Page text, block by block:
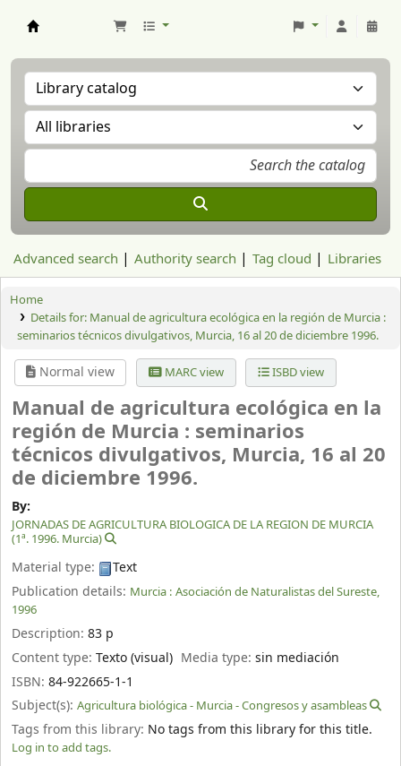
Advanced search Authority search Tag cloud Libraries
Home
Details for: Manual de agricultura ecológica en la región de Murcia :
seminarios técnicos divulgativos, Murcia, 16 al 20 de diciembre 1996.
Normal view MARC view ISBD view
Manual de agricultura ecológica en la
región de Murcia : seminarios
técnicos divulgativos, Murcia, 16 al 20
de diciembre 1996.
By:
JORNADAS DE AGRICULTURA BIOLOGICA DE LA REGION DE MURCIA
(1ª. 1996. Murcia)
Material type:
Text
Publication details: Murcia : Asociación de Naturalistas del Sureste,
1996
Description: 83 p
Content type: Texto (visual) Media type:sin mediación
ISBN: 84-922665-1-1
Subject(s): Agricultura biológica - Murcia - Congresos y asambleas
Tags from this library: No tags from this library for this title.
Log in to add tags.